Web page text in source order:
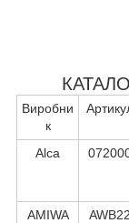
Виробни
к
Alca
AMIWA AWB22